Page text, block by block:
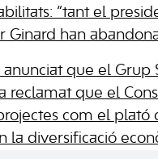
“tant el
Ginard han
anunciat que el Grup
reclamat que el
com el plató
la diversificació